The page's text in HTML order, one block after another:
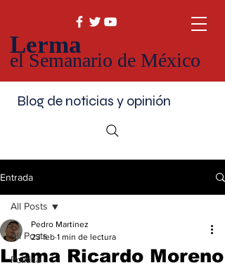
Lerma
el Semanario de México
Blog de noticias y opinión
Entrada
All Posts
Política
All Posts
Llama Ricardo Moreno
Pedro Martinez
23 feb 1 min de lectura